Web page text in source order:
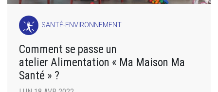
SANTÉ-ENVIRONNEMENT
Comment se passe un
atelier Alimentation « Ma Maison Ma
Santé » ?